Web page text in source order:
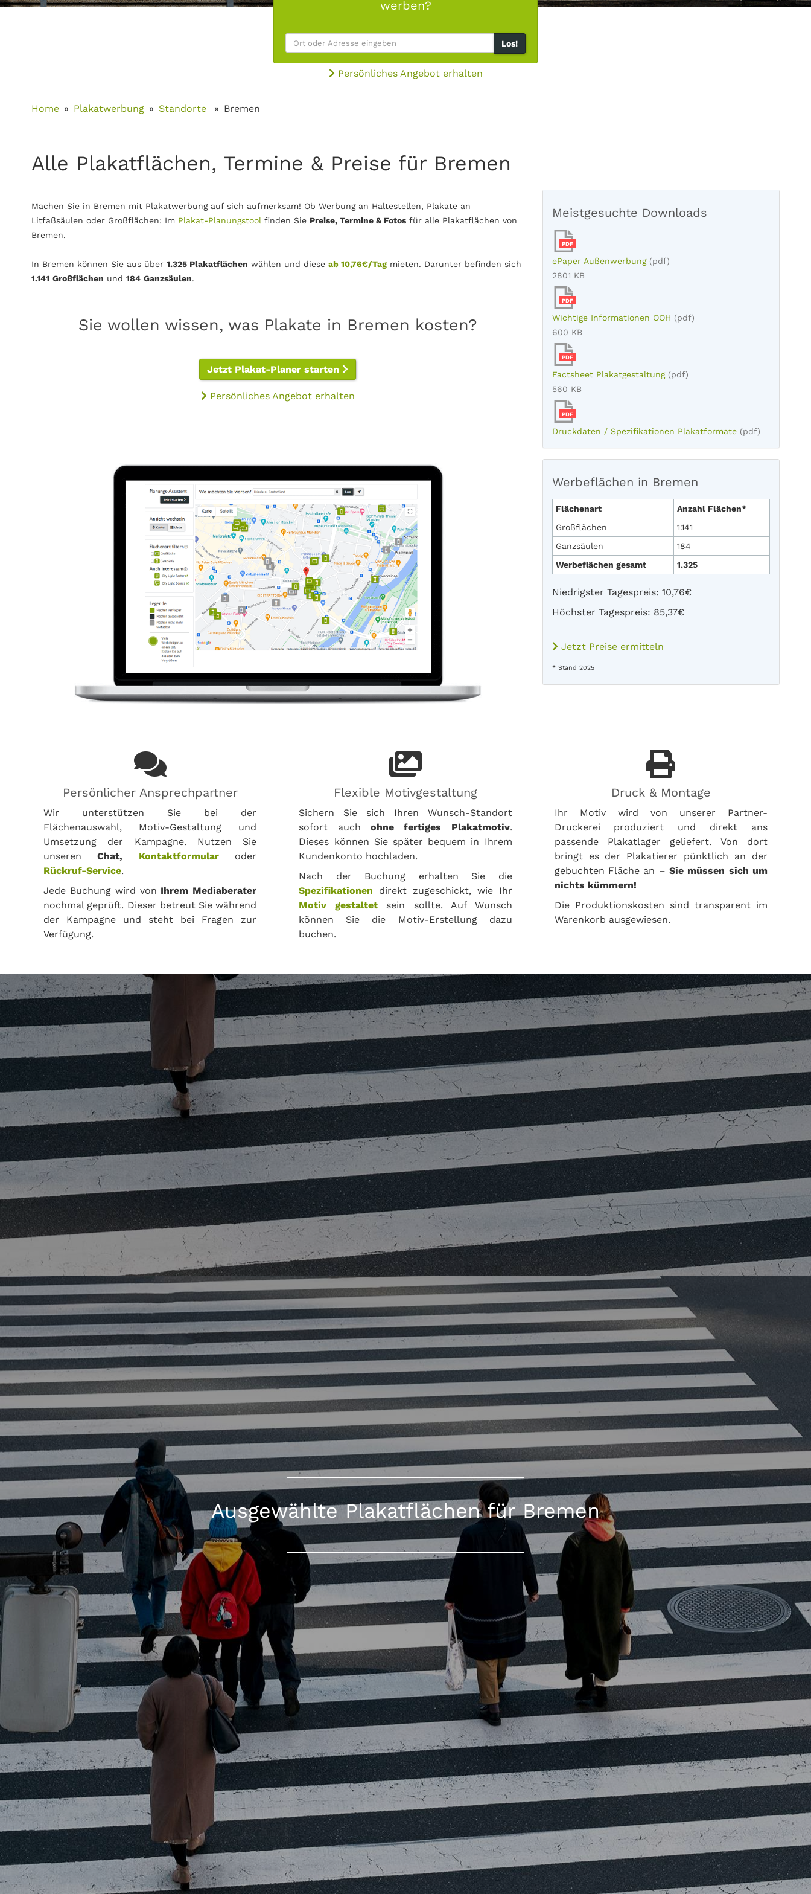
werben?
Los!
Persönliches Angebot erhalten
Home Plakatwerbung Standorte Bremen
Alle Plakatflächen, Termine & Preise für Bremen
Machen Sie in Bremen mit Plakatwerbung auf sich aufmerksam! Ob Werbung an Haltestellen, Plakate an
Litfaßsäulen oder Großflächen: Im Plakat-Planungstool finden Sie Preise, Termine & Fotos für alle Plakatflächen von
Bremen.
In Bremen können Sie aus über 1.325 Plakatflächen wählen und diese ab 10,76€/Tag mieten. Darunter befinden sich
1.141 Großflächen und 184 Ganzsäulen.
Sie wollen wissen, was Plakate in Bremen kosten?
Jetzt Plakat-Planer starten
Persönliches Angebot erhalten
Meistgesuchte Downloads
PDF
ePaper Außenwerbung (pdf)
2801 KB
PDF
Wichtige Informationen OOH (pdf)
600 KB
PDF
Factsheet Plakatgestaltung (pdf)
560 KB
PDF
Druckdaten / Spezifikationen Plakatformate (pdf)
Werbeflächen in Bremen
Flächenart
Anzahl Flächen*
Großflächen
1.141
Ganzsäulen
184
Werbeflächen gesamt
1.325
Niedrigster Tagespreis: 10,76€
Höchster Tagespreis: 85,37€
Jetzt Preise ermitteln
* Stand 2025
Persönlicher Ansprechpartner
Wir unterstützen Sie bei der
Flächenauswahl, Motiv-Gestaltung und
Umsetzung der Kampagne. Nutzen Sie
unserenChat, Kontaktformularoder
Rückruf-Service.
Jede Buchung wird von Ihrem Mediaberater
nochmal geprüft. Dieser betreut Sie während
der Kampagne und steht bei Fragen zur
Verfügung.
Flexible Motivgestaltung
Sichern Sie sich Ihren Wunsch-Standort
sofort auch ohne fertiges Plakatmotiv.
Dieses können Sie später bequem in Ihrem
Kundenkonto hochladen.
Nach der Buchung erhalten Sie die
Spezifikationen direkt zugeschickt, wie Ihr
Motiv gestaltet sein sollte. Auf Wunsch
können Sie die Motiv-Erstellung dazu
buchen.
Druck & Montage
Ihr Motiv wird von unserer Partner-
Druckerei produziert und direkt ans
passende Plakatlager geliefert. Von dort
bringt es der Plakatierer pünktlich an der
gebuchten Fläche an – Sie müssen sich um
nichts kümmern!
Die Produktionskosten sind transparent im
Warenkorb ausgewiesen.
Ausgewählte Plakatflächen für Bremen